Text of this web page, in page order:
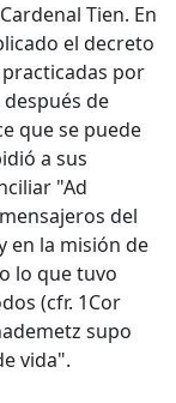
Tien. En
el decreto
por
después de
que se puede
a sus
"Ad
del
en la misión de
lo que tuvo
(cfr. 1Cor
supo
vida".